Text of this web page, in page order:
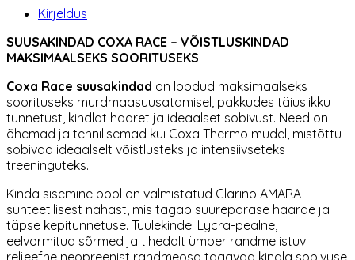
Kirjeldus
SUUSAKINDAD COXA RACE – VÕISTLUSKINDAD
MAKSIMAALSEKS SOORITUSEKS
Coxa Race suusakindad on loodud maksimaalseks
soorituseks murdmaasuusatamisel, pakkudes täiuslikku
tunnetust, kindlat haaret ja ideaalset sobivust. Need on
õhemad ja tehnilisemad kui Coxa Thermo mudel, mistõttu
sobivad ideaalselt võistlusteks ja intensiivseteks
treeninguteks.
Kinda sisemine pool on valmistatud Clarino AMARA
sünteetilisest nahast, mis tagab suurepärase haarde ja
täpse kepitunnetuse. Tuulekindel Lycra-pealne,
eelvormitud sõrmed ja tihedalt ümber randme istuv